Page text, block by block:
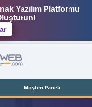
Yazılım Platformu
Müşteri Paneli